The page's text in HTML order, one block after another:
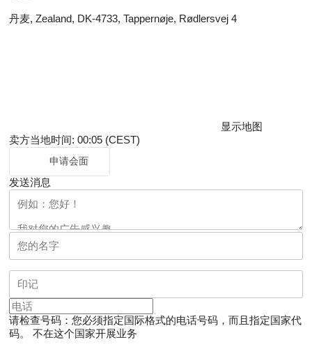
丹麦, Zealand, DK-4733, Tappernøje, Rødlersvej 4
显示地图
卖方当地时间: 00:05 (CEST)
申请会面
发送消息
请检查号码：您必须指定国际格式的电话号码，而且指定国家代
码。
不在这个国家开展业务